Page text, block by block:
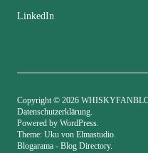
LinkedIn
Copyright © 2026
Datenschutzerklärung
Powered by WordPress
Theme: Uku von Elmastudio
Blogarama - Blog Directory